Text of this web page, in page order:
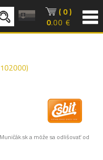
( 0 )
0.00 €
a môže sa odlišovať od